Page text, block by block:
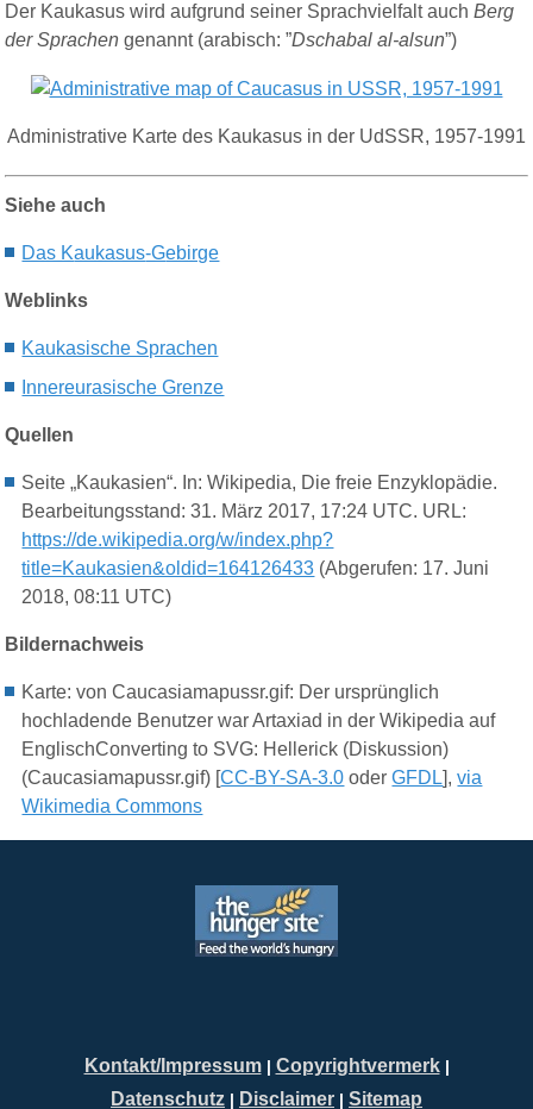
Der Kaukasus wird aufgrund seiner Sprachvielfalt auchBerg
der Sprachengenannt (arabisch: ”Dschabal al-alsun”)
Administrative Karte des Kaukasus in der UdSSR, 1957-1991
Siehe auch
Das Kaukasus-Gebirge
Weblinks
Kaukasische Sprachen
Innereurasische Grenze
Quellen
Seite „Kaukasien“. In: Wikipedia, Die freie Enzyklopädie.
Bearbeitungsstand: 31. März 2017, 17:24 UTC. URL:
https://de.wikipedia.org/w/index.php?
title=Kaukasien&oldid=164126433 (Abgerufen: 17. Juni
2018, 08:11 UTC)
Bildernachweis
Karte: von Caucasiamapussr.gif: Der ursprünglich
hochladende Benutzer war Artaxiad in der Wikipedia auf
EnglischConverting to SVG: Hellerick (Diskussion)
(Caucasiamapussr.gif) [CC-BY-SA-3.0 oderGFDL],via
Wikimedia Commons
Kontakt/Impressum| Copyrightvermerk|
Datenschutz | Disclaimer | Sitemap